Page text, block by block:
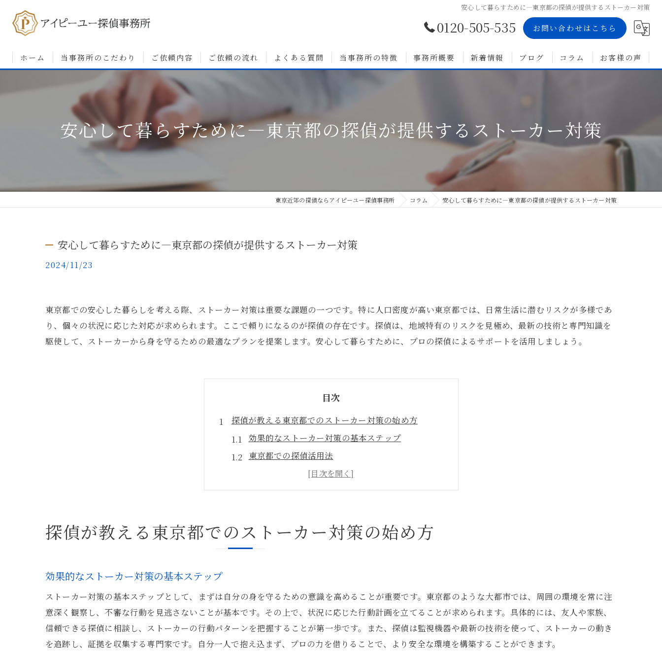
安心して暮らすために—東京都の探偵が提供するストーカー対策
0120-505-535 お問い合わせはこちら
ホーム 当事務所のこだわり ご依頼内容
浮気調査について
婚前調査について
素行・行動調査について
ご依頼の流れ よくある質問 当事務所の特徴
人探し
事務所概要 新着情報 ブログ コラム お客様の声
安心して暮らすために—東京都の探偵が提供するストーカー対策
東京近郊の探偵ならアイピーユー探偵事務所 コラム 安心して暮らすために—東京都の探偵が提供するストーカー対策
安心して暮らすために—東京都の探偵が提供するストーカー対策
2024/11/23
東京都での安心した暮らしを考える際、ストーカー対策は重要な課題の一つです。特に人口密度が高い東京都では、日常生活に潜むリスクが多様であ
り、個々の状況に応じた対応が求められます。ここで頼りになるのが探偵の存在です。探偵は、地域特有のリスクを見極め、最新の技術と専門知識を
駆使して、ストーカーから身を守るための最適なプランを提案します。安心して暮らすために、プロの探偵によるサポートを活用しましょう。
目次
探偵が教える東京都でのストーカー対策の始め方
効果的なストーカー対策の基本ステップ
東京都での探偵活用法
ストーカー被害を未然に防ぐためのポイント
探偵によるリスク評価の重要性
探偵を活用した安全な生活の第一歩
日常の安心を守るために探偵が提供するストーカー対策
東京都での安全な生活を支える策
探偵による情報収集とその活用法
プライバシー保護を重視したストーカー対策
探偵が提案する地域密着型の安全対策
探偵が教える東京都でのストーカー対策の始め方
効果的なストーカー対策の基本ステップ
ストーカー対策の基本ステップとして、まずは自分の身を守るための意識を高めることが重要です。東京都のような大都市では、周囲の環境を常に注
意深く観察し、不審な行動を見逃さないことが基本です。その上で、状況に応じた行動計画を立てることが求められます。具体的には、友人や家族、
信頼できる探偵に相談し、ストーカーの行動パターンを把握することが第一歩です。また、探偵は監視機器や最新の技術を使って、ストーカーの動き
を追跡し、証拠を収集する専門家です。自分一人で抱え込まず、プロの力を借りることで、より安全な環境を構築することができます。